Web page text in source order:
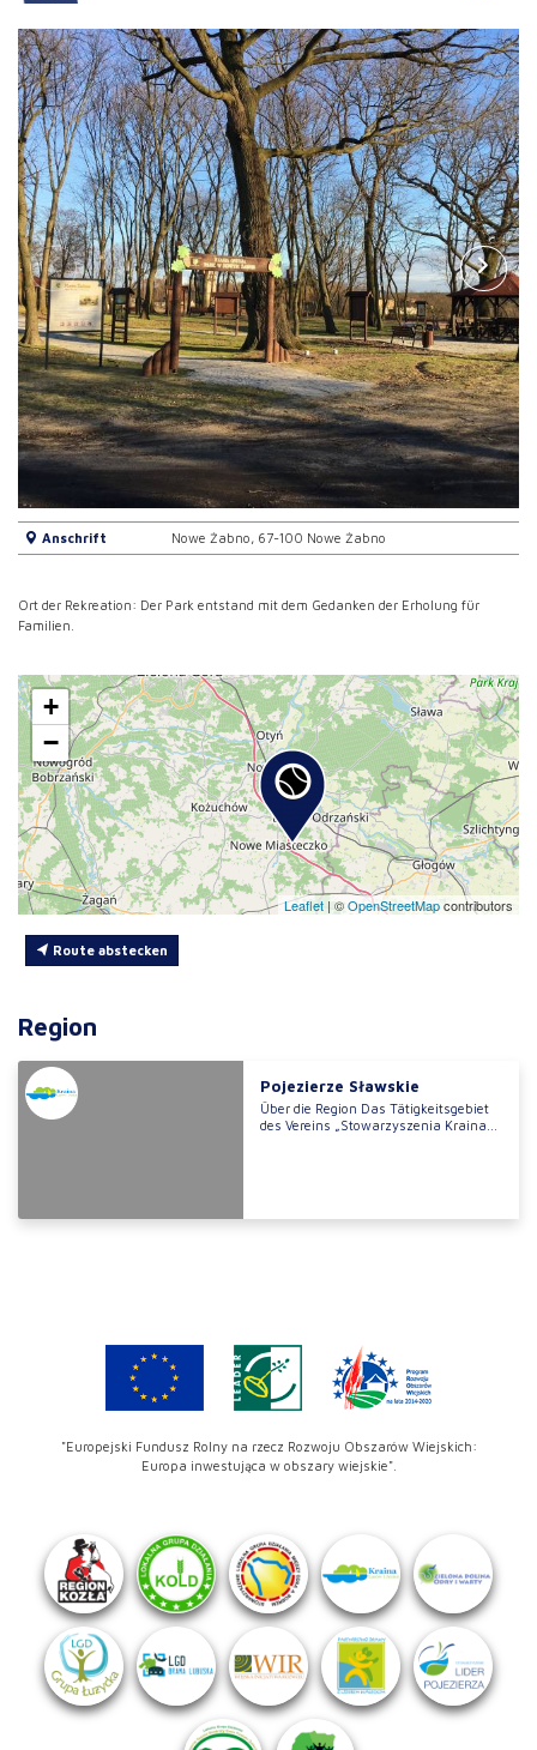
Anschrift Nowe Żabno, 67-100 Nowe Żabno
Ort der Rekreation: Der Park entstand mit dem Gedanken der Erholung für
Familien.
+
−
Leaflet |©OpenStreetMapcontributors
Route abstecken
Region
Pojezierze Sławskie
Über die Region Das Tätigkeitsgebiet
des Vereins „Stowarzyszenia Kraina...
"Europejski Fundusz Rolny na rzecz Rozwoju Obszarów Wiejskich:
Europa inwestująca w obszary wiejskie".